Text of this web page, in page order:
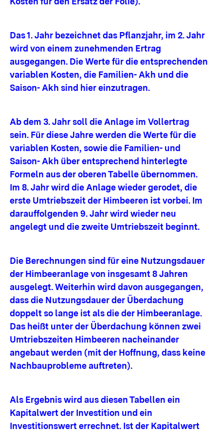
Das 1. Jahr bezeichnet das Pflanzjahr, im 2. Jahr
wird von einem zunehmenden Ertrag
ausgegangen. Die Werte für die entsprechenden
variablen Kosten, die Familien- Akh und die
Saison- Akh sind hier einzutragen.
Ab dem 3. Jahr soll die Anlage im Vollertrag
sein. Für diese Jahre werden die Werte für die
variablen Kosten, sowie die Familien- und
Saison- Akh über entsprechend hinterlegte
Formeln aus der oberen Tabelle übernommen.
Im 8. Jahr wird die Anlage wieder gerodet, die
erste Umtriebszeit der Himbeeren ist vorbei. Im
darauffolgenden 9. Jahr wird wieder neu
angelegt und die zweite Umtriebszeit beginnt.
Die Berechnungen sind für eine Nutzungsdauer
der Himbeeranlage von insgesamt 8 Jahren
ausgelegt. Weiterhin wird davon ausgegangen,
dass die Nutzungsdauer der Überdachung
doppelt so lange ist als die der Himbeeranlage.
Das heißt unter der Überdachung können zwei
Umtriebszeiten Himbeeren nacheinander
angebaut werden (mit der Hoffnung, dass keine
Nachbauprobleme auftreten).
Als Ergebnis wird aus diesen Tabellen ein
Kapitalwert der Investition und ein
Investitionswert errechnet. Ist der Kapitalwert